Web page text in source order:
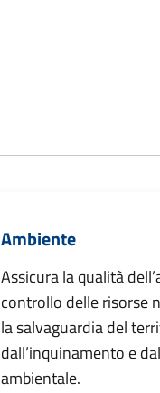
Ambiente
Assicura la qualità
controllo delle risorse
la salvaguardia del
dall’inquinamento e
ambientale.